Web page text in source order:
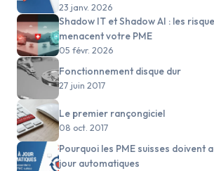
23 janv. 2026
Shadow IT et Shadow AI : les
menacent votre PME
05 févr. 2026
Fonctionnement disque dur
27 juin 2017
Le premier rançongiciel
08 oct. 2017
Pourquoi les PME suisses doivent
jour automatiques